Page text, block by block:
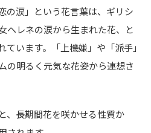
の涙」という花言葉は、ギリシ
ヘレネの涙から生まれた花、と
います。「上機嫌」や「派手」
の明るく元気な花姿から連想さ
、長期間花を咲かせる性質か